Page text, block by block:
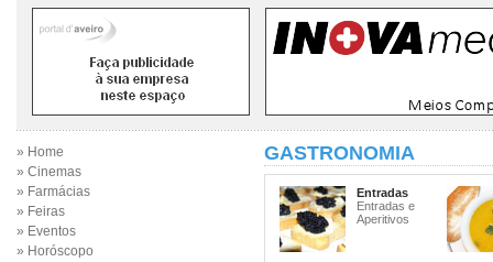
» Home
» Cinemas
» Farmácias
» Feiras
» Eventos
» Horóscopo
GASTRONOMIA
Entradas
Entradas e
Aperitivos